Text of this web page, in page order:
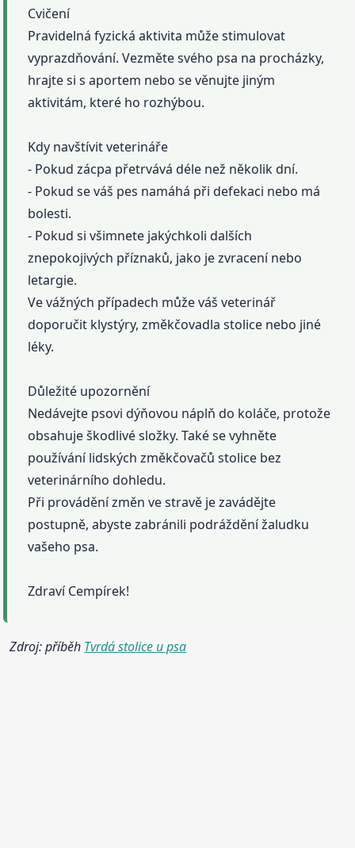
Cvičení
Pravidelná fyzická aktivita může stimulovat
vyprazdňování. Vezměte svého psa na procházky,
hrajte si s aportem nebo se věnujte jiným
aktivitám, které ho rozhýbou.
Kdy navštívit veterináře
- Pokud zácpa přetrvává déle než několik dní.
- Pokud se váš pes namáhá při defekaci nebo má
bolesti.
- Pokud si všimnete jakýchkoli dalších
znepokojivých příznaků, jako je zvracení nebo
letargie.
Ve vážných případech může váš veterinář
doporučit klystýry, změkčovadla stolice nebo jiné
léky.
Důležité upozornění
Nedávejte psovi dýňovou náplň do koláče, protože
obsahuje škodlivé složky. Také se vyhněte
používání lidských změkčovačů stolice bez
veterinárního dohledu.
Při provádění změn ve stravě je zavádějte
postupně, abyste zabránili podráždění žaludku
vašeho psa.
Zdraví Cempírek!
Zdroj: příběh Tvrdá stolice u psa